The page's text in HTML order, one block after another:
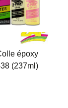
époxy
(237ml)